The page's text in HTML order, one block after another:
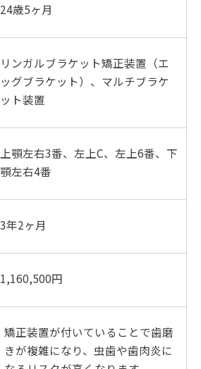
24歳5ヶ月
リンガルブラケット矯正装置（エ
ッグブラケット）、 マルチブラケ
ット装置
上顎左右3番、左上C、左上6番、下
顎左右4番
3年2ヶ月
1,160,500円
矯正装置が付いていることで歯磨
きが複雑になり、虫歯や歯肉炎に